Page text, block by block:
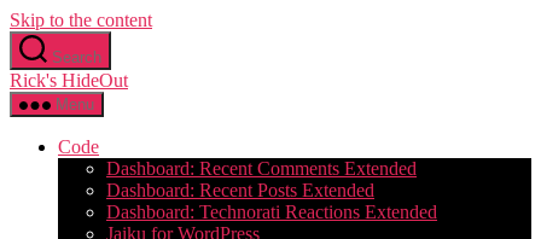
Skip to the content
Search
Rick's HideOut
Menu
Code
Dashboard: Recent Comments Extended
Dashboard: Recent Posts Extended
Dashboard: Technorati Reactions Extended
Jaiku for WordPress